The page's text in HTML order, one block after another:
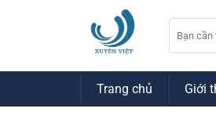
Trang chủ Giới